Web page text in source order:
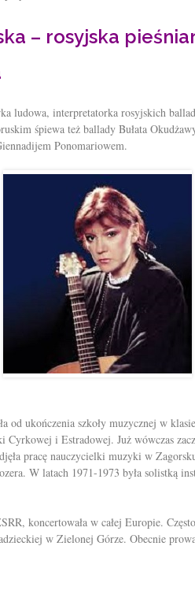
– rosyjska
ludowa, interpretatorka rosyjskich
śpiewa też ballady Bułata
Ponomariowem.
od ukończenia szkoły muzycznej w
Cyrkowej i Estradowej. Już wówczas
pracę nauczycielki muzyki w
W latach 1971-1973 była solistką
koncertowała w całej Europie.
w Zielonej Górze. Obecnie